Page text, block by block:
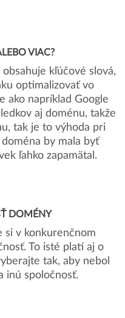
VIAC?
kľúčové slová,
optimalizovať vo
ako napríklad Google
aj doménu, takže
tak je to výhoda pri
by mala byť
ľahko zapamätal.
DOMÉNY
si v konkurenčnom
To isté platí aj o
tak, aby nebol
inú spoločnosť.